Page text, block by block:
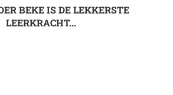
BEKE IS DE LEKKERSTE
LEERKRACHT...